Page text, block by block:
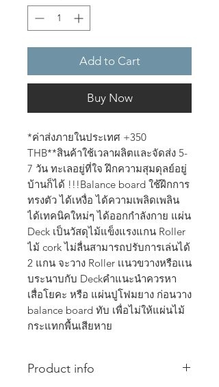
Add to Cart
Buy Now
*ค่าส่งภายในประเทศ +350
THB**สินค้าใช้เวลาผลิตและจัดส่ง 5-
7 วัน ทะเลอยู่ที่ใจ ฝึกความสุมดุลย์อยู่
บ้านก็ได้ !!!Balance board ใช้ฝึกการ
ทรงตัว ได้เหงื่อ ได้ความเพลิดเพลิน
ได้เทคนิคใหม่ๆ ได้ออกกำลังกาย แผ่น
Deck เป็นวัสดุไม้แข็งแรงแกน Roller
ไม้ cork ไม่ลื่นสามารถปรับการเล่นได้
2 แกน จะวาง Roller เเนวขวางหรือเเน
บระนาบกับ Deckคำแนะนำควรหา
เสื่อโยคะ หรือ แผ่นปูโฟมยาง ก่อนวาง
balance board ทับ เพื่อไม่ให้แผ่นไม้
กระแทกพื้นเสียหาย
Product info